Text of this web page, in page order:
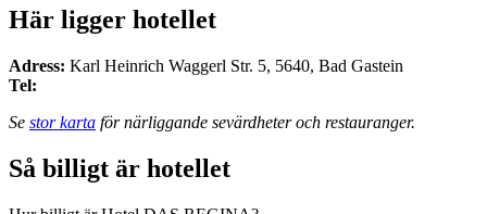
Här ligger hotellet
Adress: Karl Heinrich Waggerl Str. 5, 5640, Bad Gastein
Tel:
Se stor karta för närliggande sevärdheter och restauranger.
Så billigt är hotellet